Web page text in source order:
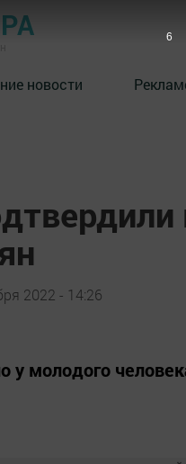
новости
2022 - 14:26
у молодого
5